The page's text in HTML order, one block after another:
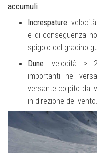
accumuli.
Increspature:
e di conseguenza
spigolo del gradino
Dune: velocità >
importanti nel
versante colpito dal
in direzione del vento.